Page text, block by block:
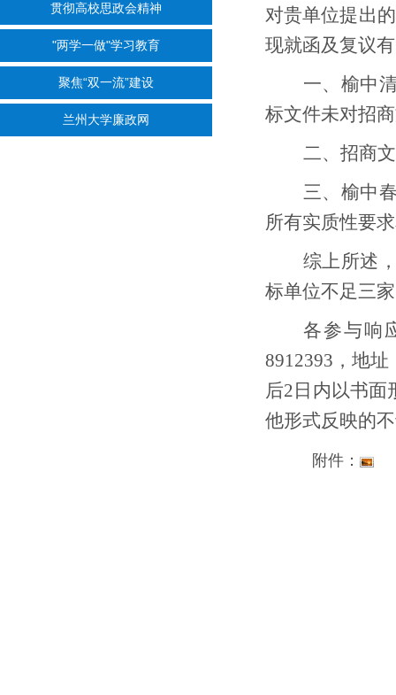
贯彻高校思政会精神
"两学一做"学习教育
聚焦“双一流”建设
兰州大学廉政网
对贵单位提出
现就函及复议
一、榆中
标文件未对招
二、招商
三、榆中
所有实质性要
综上所述
标单位不足三
各参与响
8912393，地
后2日内以书面
他形式反映的
附件：